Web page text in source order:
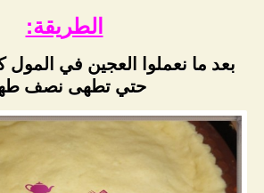
الطريقة:
بعد ما نعملوا العجين في المول
حتي تطهى نصف